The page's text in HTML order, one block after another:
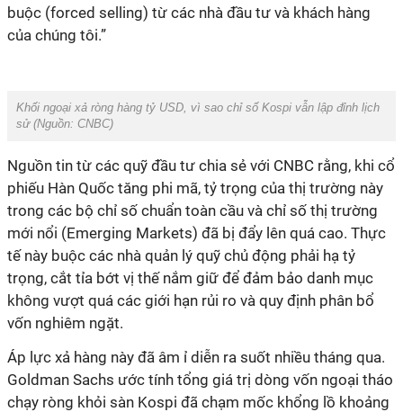
buộc (forced selling) từ các nhà đầu tư và khách hàng
của chúng tôi.”
Khối ngoại xả ròng hàng tỷ USD, vì sao chỉ số Kospi vẫn lập đỉnh lịch
sử (Nguồn: CNBC)
Nguồn tin từ các quỹ đầu tư chia sẻ với CNBC rằng, khi cổ
phiếu Hàn Quốc tăng phi mã, tỷ trọng của thị trường này
trong các bộ chỉ số chuẩn toàn cầu và chỉ số thị trường
mới nổi (Emerging Markets) đã bị đẩy lên quá cao. Thực
tế này buộc các nhà quản lý quỹ chủ động phải hạ tỷ
trọng, cắt tỉa bớt vị thế nắm giữ để đảm bảo danh mục
không vượt quá các giới hạn rủi ro và quy định phân bổ
vốn nghiêm ngặt.
Áp lực xả hàng này đã âm ỉ diễn ra suốt nhiều tháng qua.
Goldman Sachs ước tính tổng giá trị dòng vốn ngoại tháo
chạy ròng khỏi sàn Kospi đã chạm mốc khổng lồ khoảng